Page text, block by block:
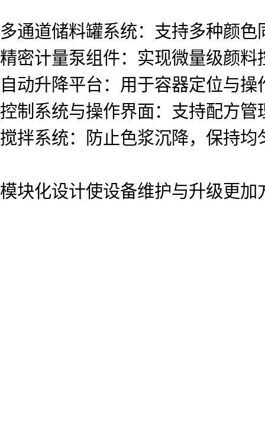
多通道储料罐系统：支持多种颜色
精密计量泵组件：实现微量级颜料
自动升降平台：用于容器定位与操
控制系统与操作界面：支持配方管
搅拌系统：防止色浆沉降，保持均
模块化设计使设备维护与升级更加